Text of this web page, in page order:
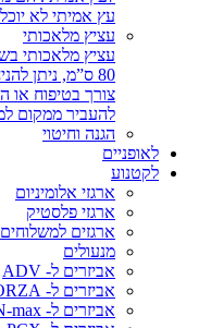
עץ אמיתי לא
עציץ מלאכותי
עציץ מלאכותי
80 ס”מ, ניתן
צורך בטיפוח או
להעביר ממקום
הגנה וחיטוי
לאופניים
לקטנוע
ארגזי אלומיניום
ארגזי פלסטיק
ארגזים למשלוחים
מנעולים
אביזרים ל- ADV
אביזרים ל- FORZA
אביזרים ל- N-max